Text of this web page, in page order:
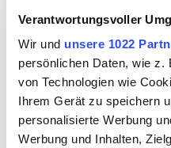
Verantwortungsvoller
Wir und unsere 1022
persönlichen Daten, wie
von Technologien wie
Ihrem Gerät zu speichern
personalisierte Werbung
Werbung und Inhalten,
Schulfinanzierungsrecht
Psychisch-Kranken-Hilfe,
Selbsthilfegruppen im